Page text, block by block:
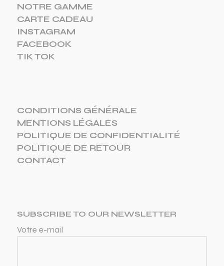
NOTRE GAMME
CARTE CADEAU
INSTAGRAM
FACEBOOK
TIK TOK
CONDITIONS GÉNÉRALE
MENTIONS LÉGALES
POLITIQUE DE CONFIDENTIALITÉ
POLITIQUE DE RETOUR
CONTACT
SUBSCRIBE TO OUR NEWSLETTER
Votre e-mail